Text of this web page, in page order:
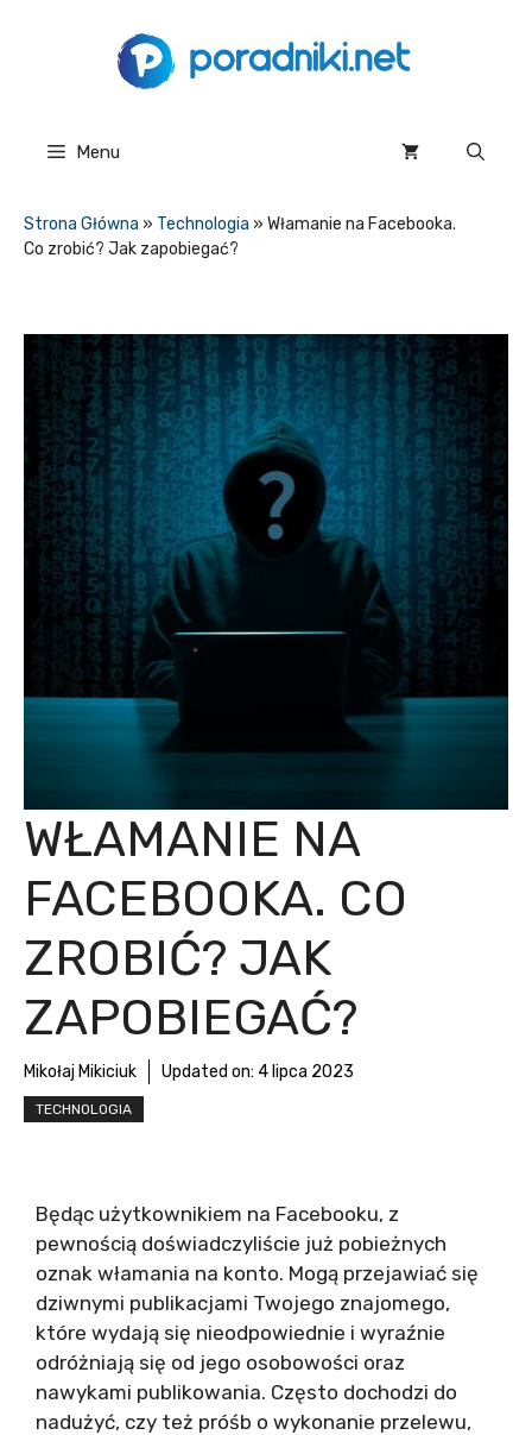
Menu
Strona Główna » Technologia » Włamanie na Facebooka.
Co zrobić? Jak zapobiegać?
WŁAMANIE NA
FACEBOOKA. CO
ZROBIĆ? JAK
ZAPOBIEGAĆ?
Mikołaj Mikiciuk Updated on: 4 lipca 2023
TECHNOLOGIA
Będąc użytkownikiem na Facebooku, z
pewnością doświadczyliście już pobieżnych
oznak włamania na konto. Mogą przejawiać się
dziwnymi publikacjami Twojego znajomego,
które wydają się nieodpowiednie i wyraźnie
odróżniają się od jego osobowości oraz
nawykami publikowania. Często dochodzi do
nadużyć, czy też próśb o wykonanie przelewu,